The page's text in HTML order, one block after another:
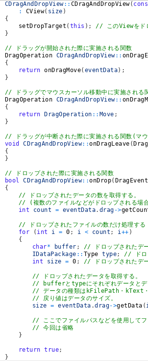
CDragAndDropView:: CDragAndDropView(
:
CView( size )
{
setDropTarget ( this ) ;
// このViewをド
}
// ドラッグが開始された際に実施される関数
DragOperation CDragAndDropView::
{
return onDragMove( eventData) ;
}
// ドラッグでマウスカーソル移動中に実施される
DragOperation CDragAndDropView::
{
return
DragOperation :: Move ;
}
// ドラッグが中断された際に実施される関数(マ
void
CDragAndDropView::onDragLeave (
{
}
// ドロップされた際に実施される関数
bool
CDragAndDropView::onDrop(
{
// ドロップされたデータの数を取得する。
// (複数のファイルなどがドロップされる場
int
count = eventData. drag ->
// ドロップされたファイルの数だけ処理する
for
( int i = 0 ; i < count ; i++ )
{
char* buffer ;
// ドロップされたデ
IDataPackage :: Type type;
// ドロ
int
size = 0 ; // ドロップされたデ
// ドロップされたデータを取得する。
// bufferとtypeにそれぞれデータとデ
// データの種類はkFilePath・kText・
// 戻り値はデータのサイズ。
size = eventData .drag->getData (
// ここでファイルパスなどを使用してフ
// 今回は省略
}
return true;
}